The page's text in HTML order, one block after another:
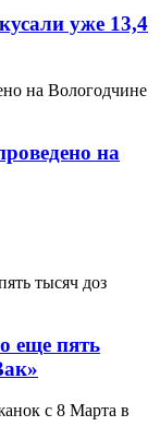
уже 13,4
на
еще пять